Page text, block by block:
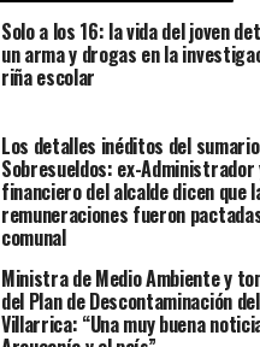
Solo a los 16: la vida del joven
un arma y drogas en la
riña escolar
Los detalles inéditos del
Sobresueldos: ex-Administrador
financiero del alcalde dicen que
remuneraciones fueron
comunal
Ministra de Medio Ambiente y
del Plan de Descontaminación
Villarrica: “Una muy buena